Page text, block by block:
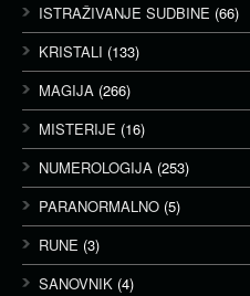
ISTRAŽIVANJE SUDBINE (66)
KRISTALI (133)
MAGIJA (266)
MISTERIJE (16)
NUMEROLOGIJA (253)
PARANORMALNO (5)
RUNE (3)
SANOVNIK (4)